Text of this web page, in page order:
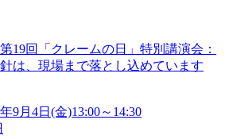
19回「クレームの日」特別講演会：
は、現場まで落とし込めています
9月4日(金)13:00～14:30